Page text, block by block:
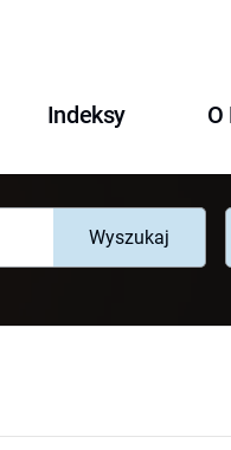
Indeksy O
Wyszukaj